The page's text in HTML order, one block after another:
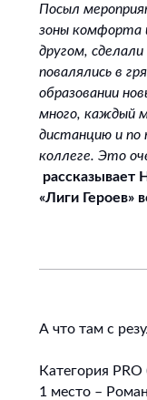
Посыл
зоны комфорта
другом,
повалялись в
образовании
много, каждый
дистанцию и по
коллеге. Это
рассказывает
«Лиги Героев»
А что там с
Категория
1 место –